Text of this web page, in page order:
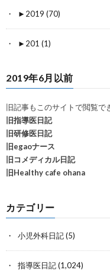
► 2019 (70)
► 201 (1)
2019年6月以前
旧記事もこのサイトで閲覧で
旧指導医日記
旧研修医日記
旧egaoナース
旧コメディカル日記
旧Healthy cafe ohana
カテゴリー
小児外科日記(5)
指導医日記(1,024)